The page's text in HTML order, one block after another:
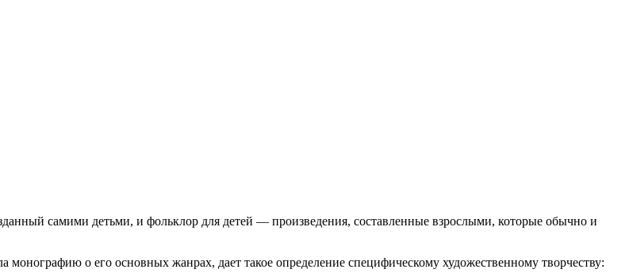
самими детьми, и фольклор для детей — произведения, составленные взрослыми, которые обычно и
монографию о его основных жанрах, дает такое определение специфическому художественному творчеству: